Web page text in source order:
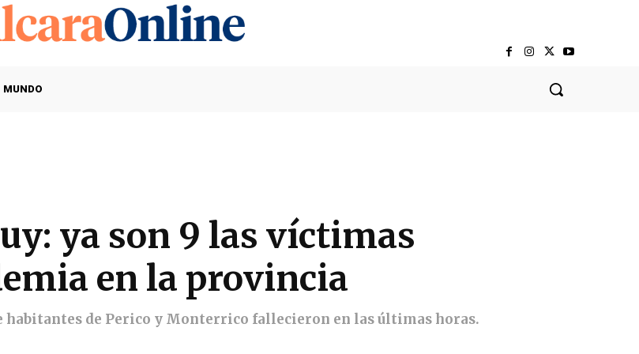
MUNDO
ya son 9 las víctimas
en la provincia
habitantes de Perico y Monterrico fallecieron en las últimas horas.